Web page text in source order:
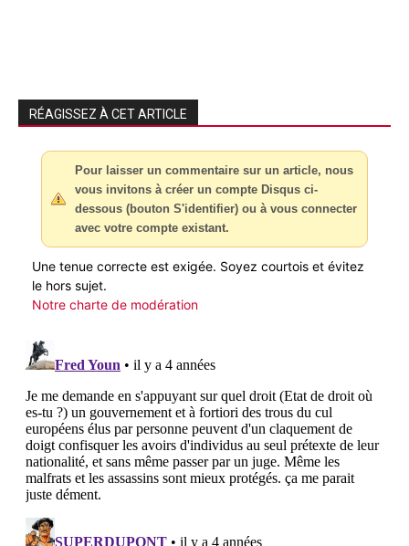
RÉAGISSEZ À CET ARTICLE
Pour laisser un commentaire sur un article, nous
vous invitons à créer un compte Disqus ci-
dessous (bouton S'identifier) ou à vous connecter
avec votre compte existant.
Une tenue correcte est exigée. Soyez courtois et évitez
le hors sujet.
Notre charte de modération